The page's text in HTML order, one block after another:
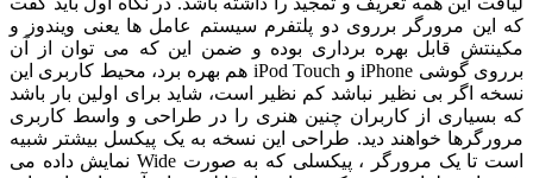
مرورگر برروی دو پلتفرم سیستم عامل ها یعنی ویندوز و
قابل بهره برداری بوده و ضمن این که می توان از آن
برروی گوشی iPhone و iPod Touch هم بهره برد، محیط کاربری این
اگر بی نظیر نباشد کم نظیر است، شاید برای اولین بار باشد
از کاربران چنین هنری را در طراحی و واسط کاربری
خواهند دید. طراحی این نسخه به یک پیکسل بیشتر شبیه
است تا یک مرورگر ، پیکسلی که به صورت Wide نمایش داده می